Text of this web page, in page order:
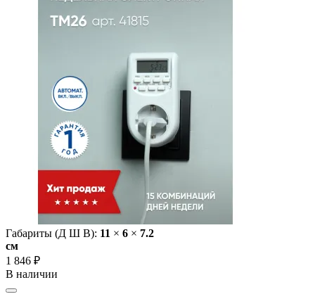
Габариты (Д Ш В): 11 × 6 × 7.2
cм
1 846 ₽
В наличии